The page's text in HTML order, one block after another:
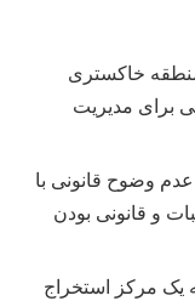
خاکستری
برای مدیریت
وضوح قانونی با
و قانونی بودن
یک مرکز استخراج